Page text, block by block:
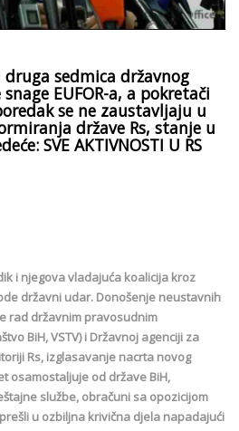
sedmica državnog
EUFOR-a, a pokretači
se ne zaustavljaju u
države Rs, stanje u
SVE AKTIVNOSTI U RS
i njegova vladajuća koalicija kroz
državni udar. Donošenje neustavnih
rad državnim pravosudnim
BiH, VSTV) i Državnoj agenciji za
Rs, izglasavanje nacrta novog
osamostaljuje od države BiH,
službe, obračuni sa opozicijom
u ozbiljna krivična djela napadajući